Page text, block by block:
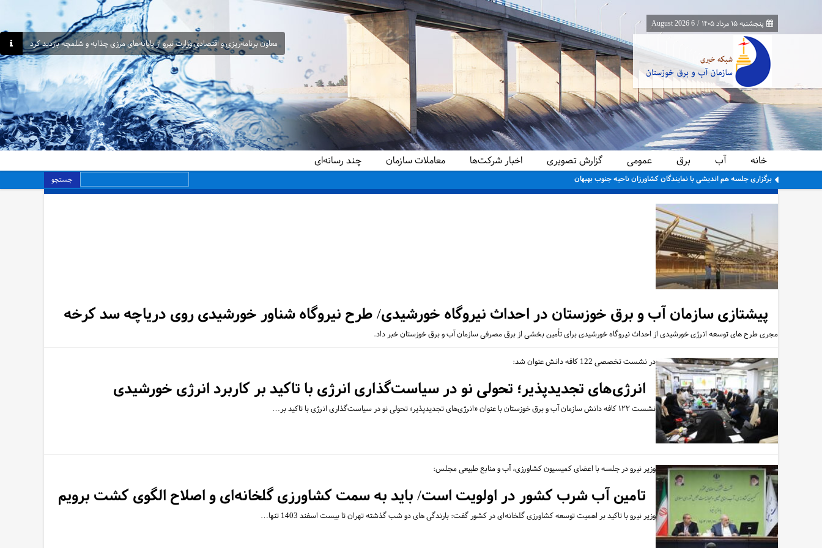
پنجشنبه ۱۵ مرداد ۱۴۰۵ /
6 August 2026
معاون برنامه‌ریزی و اقتصادی وزارت نیرو از پایانه‌های مرزی چذابه و شلمچه بازدید کرد
خانه آب برق عمومی گزارش تصویری اخبار شرکت‌ها معاملات سازمان چند رسانه‌ای
برگزاری جلسه هم اندیشی با نمایندگان کشاورزان ناحیه جنوب بهبهان جستجو
پیشتازی سازمان آب و برق خوزستان در احداث نیروگاه خورشیدی/ طرح نیروگاه شناور خورشیدی روی دریاچه سد کرخه
مجری طرح های توسعه انرژی خورشیدی از احداث نیروگاه خورشیدی برای تأمین بخشی از برق مصرفی سازمان آب و برق خوزستان خبر داد.
در نشست تخصصی 122 کافه دانش عنوان شد:
انرژی‌های تجدیدپذیر؛ تحولی نو در سیاست‌گذاری انرژی با تاکید بر کاربرد انرژی خورشیدی
نشست ۱۲۲ کافه دانش سازمان آب و برق خوزستان با عنوان «انرژی‌های تجدیدپذیر؛ تحولی نو در سیاست‌گذاری انرژی با تاکید بر…
وزیر نیرو در جلسه با اعضای کمیسیون کشاورزی، آب و منابع طبیعی مجلس:
تامین آب شرب کشور در اولویت است/ باید به سمت کشاورزی گلخانه‌ای و اصلاح الگوی کشت برویم
وزیر نیرو با تاکید بر اهمیت توسعه کشاورزی گلخانه‌ای در کشور گفت: بارندگی های دو شب گذشته تهران تا بیست اسفند 1403 تنها…